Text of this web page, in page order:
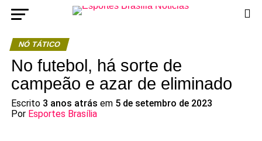
NÓ TÁTICO
No futebol, há sorte de
campeão e azar de eliminado
Escrito 3 anos atrás em 5 de setembro de 2023
Por Esportes Brasília